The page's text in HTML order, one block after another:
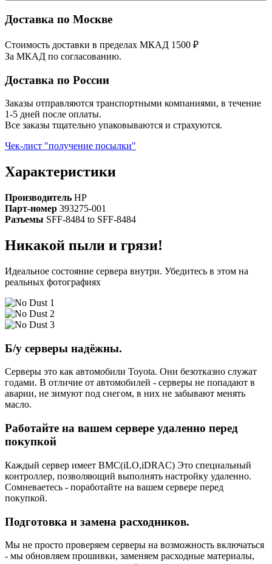
Доставка по Москве
Стоимость доставки в пределах МКАД 1500 ₽
За МКАД по согласованию.
Доставка по России
Заказы отправляются транспортными компаниями, в течение
1-5 дней после оплаты.
Все заказы тщательно упаковываются и страхуются.
Чек-лист "получение посылки"
Характеристики
Производитель HP
Парт-номер 393275-001
Разъемы SFF-8484 to SFF-8484
Никакой пыли и грязи!
Идеальное состояние сервера внутри. Убедитесь в этом на
реальных фотографиях
Б/у серверы надёжны.
Серверы это как автомобили Toyota. Они безотказно служат
годами. В отличие от автомобилей - серверы не попадают в
аварии, не зимуют под снегом, в них не забывают менять
масло.
Работайте на вашем сервере удаленно перед
покупкой
Каждый сервер имеет BMC(iLO,iDRAC) Это специальный
контроллер, позволяющий выполнять настройку удаленно.
Сомневаетесь - поработайте на вашем сервере перед
покупкой.
Подготовка и замена расходников.
Мы не просто проверяем серверы на возможность включаться
- мы обновляем прошивки, заменяем расходные материалы,